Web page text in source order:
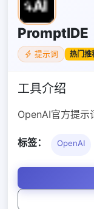
PromptIDE
提示词 热门推
工具介绍
OpenAI官方提示
标签： OpenAI